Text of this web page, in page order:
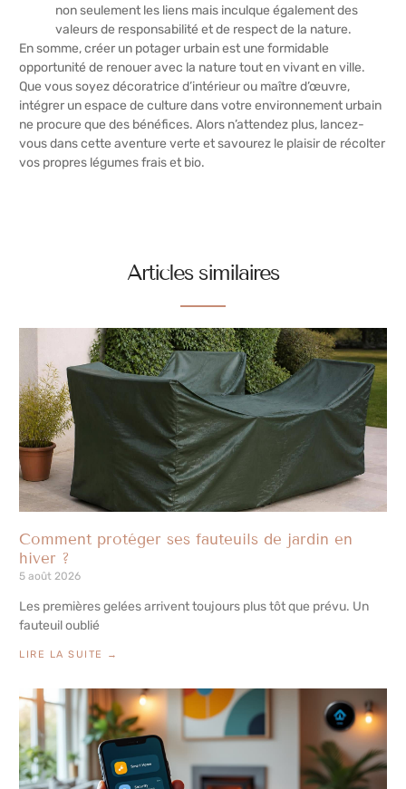
non seulement les liens mais inculque également des
valeurs de responsabilité et de respect de la nature.
En somme, créer un potager urbain est une formidable
opportunité de renouer avec la nature tout en vivant en ville.
Que vous soyez décoratrice d’intérieur ou maître d’œuvre,
intégrer un espace de culture dans votre environnement urbain
ne procure que des bénéfices. Alors n’attendez plus, lancez-
vous dans cette aventure verte et savourez le plaisir de récolter
vos propres légumes frais et bio.
Articles similaires
Comment protéger ses fauteuils de jardin en
hiver ?
5 août 2026
Les premières gelées arrivent toujours plus tôt que prévu. Un
fauteuil oublié
LIRE LA SUITE →